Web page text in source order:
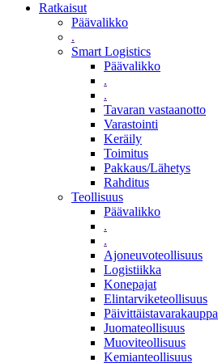
Ratkaisut
Päävalikko
.
Smart Logistics
Päävalikko
.
.
Tavaran vastaanotto
Varastointi
Keräily
Toimitus
Pakkaus/Lähetys
Rahditus
Teollisuus
Päävalikko
.
.
Ajoneuvoteollisuus
Logistiikka
Konepajat
Elintarviketeollisuus
Päivittäistavarakauppa
Juomateollisuus
Muoviteollisuus
Kemianteollisuus